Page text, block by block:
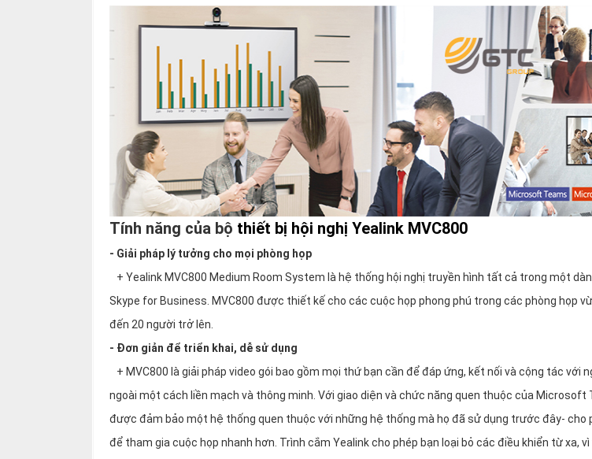
Tính năng của bộ thiết bị hội nghị Yealink MVC800
- Giải pháp lý tưởng cho mọi phòng họp
+ Yealink MVC800 Medium Room System là hệ thống hội nghị truyền hình tất cả trong một
Skype for Business. MVC800 được thiết kế cho các cuộc họp phong phú trong các phòng họp
đến 20 người trở lên.
- Đơn giản để triển khai, dễ sử dụng
+ MVC800 là giải pháp video gói bao gồm mọi thứ bạn cần để đáp ứng, kết nối và cộng tác với
ngoài một cách liền mạch và thông minh. Với giao diện và chức năng quen thuộc của Microsoft
được đảm bảo một hệ thống quen thuộc với những hệ thống mà họ đã sử dụng trước đây- cho
để tham gia cuộc họp nhanh hơn. Trình cắm Yealink cho phép bạn loại bỏ các điều khiển từ xa,